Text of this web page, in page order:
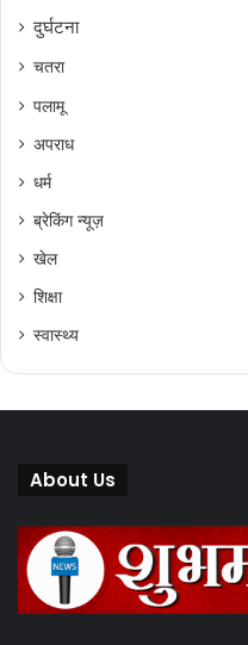
दुर्घटना
चतरा
पलामू
अपराध
धर्म
ब्रेकिंग न्यूज़
खेल
शिक्षा
स्वास्थ्य
About Us